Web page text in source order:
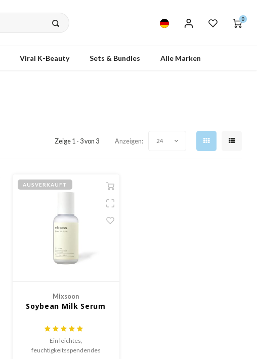
0
Viral K-Beauty Sets & Bundles Alle Marken
Zeige 1 - 3 von 3 Anzeigen: 24
AUSVERKAUFT
Mixsoon
Soybean Milk Serum
Ein leichtes,
feuchtigkeitsspendendes